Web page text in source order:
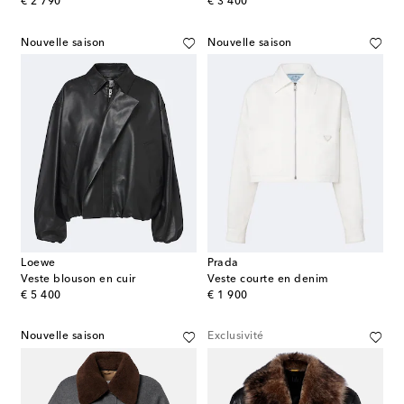
€ 2 790
€ 3 400
Nouvelle saison
Loewe
Veste blouson en cuir
€ 5 400
original price
Nouvelle saison
Prada
Veste courte en denim
€ 1 900
original price
Nouvelle saison Exclusivité